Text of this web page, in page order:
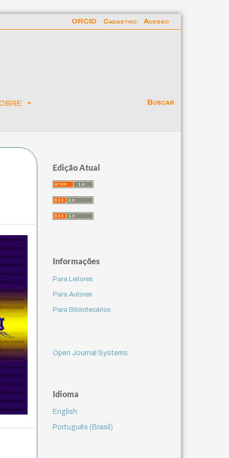
Buscar
ORCID Cadastro Acesso
Edição Atual
Informações
Para Leitores
Para Autores
Para Bibliotecários
Open Journal Systems
Idioma
English
Português (Brasil)